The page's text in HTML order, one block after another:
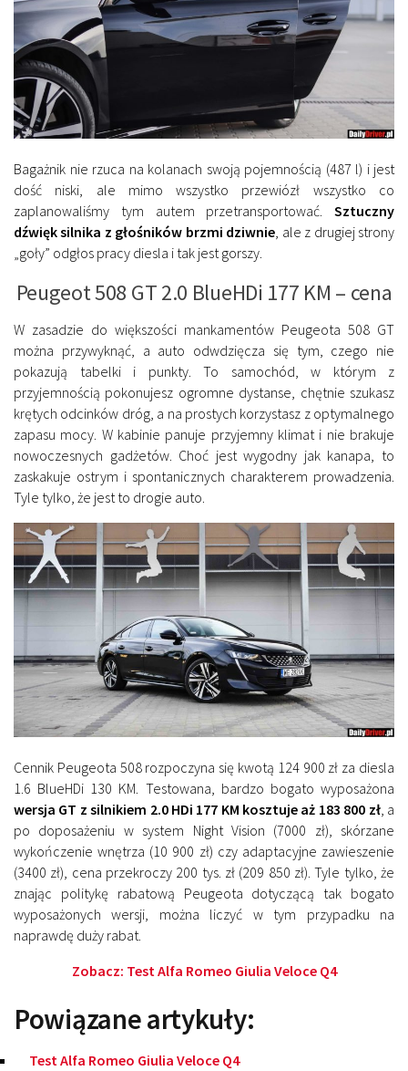
Bagażnik nie rzuca na kolanach swoją pojemnością (487 l) i jest
dość niski, ale mimo wszystko przewiózł wszystko co
zaplanowaliśmy tym autem przetransportować. Sztuczny
dźwięk silnika z głośników brzmi dziwnie, ale z drugiej strony
„goły” odgłos pracy diesla i tak jest gorszy.
Peugeot 508 GT 2.0 BlueHDi 177 KM – cena
W zasadzie do większości mankamentów Peugeota 508 GT
można przywyknąć, a auto odwdzięcza się tym, czego nie
pokazują tabelki i punkty. To samochód, w którym z
przyjemnością pokonujesz ogromne dystanse, chętnie szukasz
krętych odcinków dróg, a na prostych korzystasz z optymalnego
zapasu mocy. W kabinie panuje przyjemny klimat i nie brakuje
nowoczesnych gadżetów. Choć jest wygodny jak kanapa, to
zaskakuje ostrym i spontanicznych charakterem prowadzenia.
Tyle tylko, że jest to drogie auto.
Cennik Peugeota 508 rozpoczyna się kwotą 124 900 zł za diesla
1.6 BlueHDi 130 KM. Testowana, bardzo bogato wyposażona
wersja GT z silnikiem 2.0 HDi 177 KM kosztuje aż 183 800 zł, a
po doposażeniu w system Night Vision (7000 zł), skórzane
wykończenie wnętrza (10 900 zł) czy adaptacyjne zawieszenie
(3400 zł), cena przekroczy 200 tys. zł (209 850 zł). Tyle tylko, że
znając politykę rabatową Peugeota dotyczącą tak bogato
wyposażonych wersji, można liczyć w tym przypadku na
naprawdę duży rabat.
Zobacz: Test Alfa Romeo Giulia Veloce Q4
Powiązane artykuły:
Test Alfa Romeo Giulia Veloce Q4